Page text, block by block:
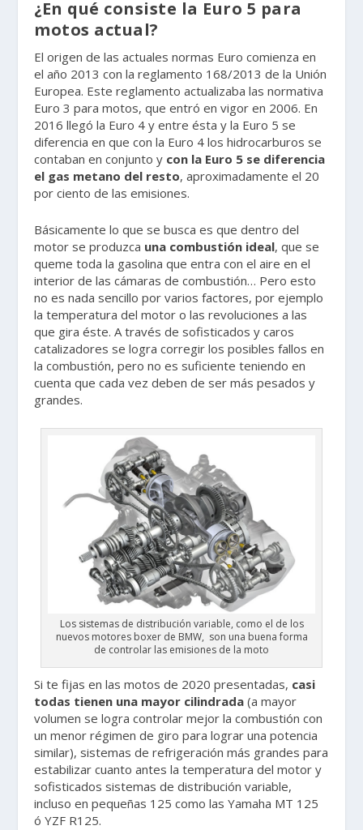
¿En qué consiste la Euro 5 para
motos actual?
El origen de las actuales normas Euro comienza en
el año 2013 con la reglamento 168/2013 de la Unión
Europea. Este reglamento actualizaba las normativa
Euro 3 para motos, que entró en vigor en 2006. En
2016 llegó la Euro 4 y entre ésta y la Euro 5 se
diferencia en que con la Euro 4 los hidrocarburos se
contaban en conjunto y con la Euro 5 se diferencia
el gas metano del resto, aproximadamente el 20
por ciento de las emisiones.
Básicamente lo que se busca es que dentro del
motor se produzca una combustión ideal, que se
queme toda la gasolina que entra con el aire en el
interior de las cámaras de combustión… Pero esto
no es nada sencillo por varios factores, por ejemplo
la temperatura del motor o las revoluciones a las
que gira éste. A través de sofisticados y caros
catalizadores se logra corregir los posibles fallos en
la combustión, pero no es suficiente teniendo en
cuenta que cada vez deben de ser más pesados y
grandes.
Los sistemas de distribución variable, como el de los
nuevos motores boxer de BMW, son una buena forma
de controlar las emisiones de la moto
Si te fijas en las motos de 2020 presentadas, casi
todas tienen una mayor cilindrada (a mayor
volumen se logra controlar mejor la combustión con
un menor régimen de giro para lograr una potencia
similar), sistemas de refrigeración más grandes para
estabilizar cuanto antes la temperatura del motor y
sofisticados sistemas de distribución variable,
incluso en pequeñas 125 como las Yamaha MT 125
ó YZF R125.